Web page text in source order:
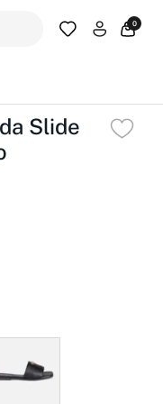
0
Slide